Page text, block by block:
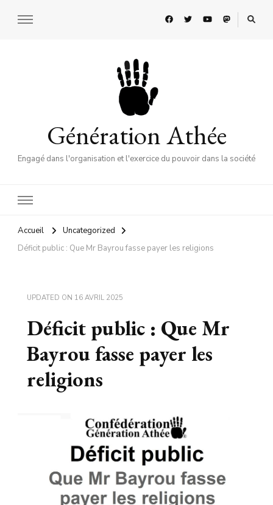
Génération Athée
Engagé dans l'organisation et l'exercice du pouvoir dans la société
Accueil
Uncategorized
Déficit public : Que Mr Bayrou fasse payer les religions
UPDATED ON 16 AVRIL 2025
Déficit public : Que Mr
Bayrou fasse payer les
religions